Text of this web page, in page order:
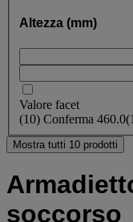
Altezza (mm)
Valore facet
(10) Conferma 460.0
Mostra tutti 10 prodotti
soccorso